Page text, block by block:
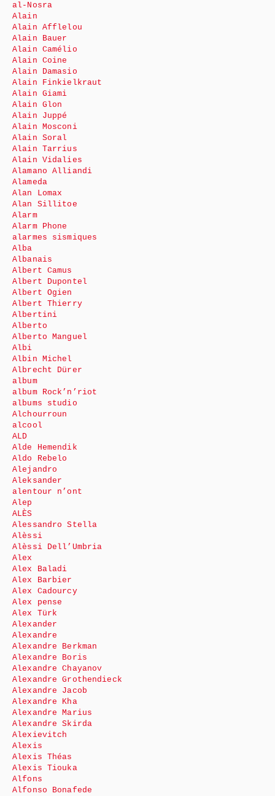
al-Nosra
Alain
Alain Afflelou
Alain Bauer
Alain Camélio
Alain Coine
Alain Damasio
Alain Finkielkraut
Alain Giami
Alain Glon
Alain Juppé
Alain Mosconi
Alain Soral
Alain Tarrius
Alain Vidalies
Alamano Alliandi
Alameda
Alan Lomax
Alan Sillitoe
Alarm
Alarm Phone
alarmes sismiques
Alba
Albanais
Albert Camus
Albert Dupontel
Albert Ogien
Albert Thierry
Albertini
Alberto
Alberto Manguel
Albi
Albin Michel
Albrecht Dürer
album
album Rock’n’riot
albums studio
Alchourroun
alcool
ALD
Alde Hemendik
Aldo Rebelo
Alejandro
Aleksander
alentour n’ont
Alep
ALÈS
Alessandro Stella
Alèssi
Alèssi Dell’Umbria
Alex
Alex Baladi
Alex Barbier
Alex Cadourcy
Alex pense
Alex Türk
Alexander
Alexandre
Alexandre Berkman
Alexandre Boris
Alexandre Chayanov
Alexandre Grothendieck
Alexandre Jacob
Alexandre Kha
Alexandre Marius
Alexandre Skirda
Alexievitch
Alexis
Alexis Théas
Alexis Tiouka
Alfons
Alfonso Bonafede